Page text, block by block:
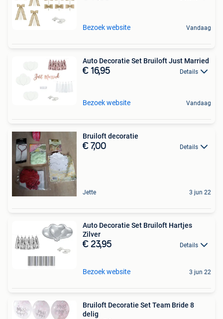
Bezoek website Vandaag
Auto Decoratie Set Bruiloft Just Married
€ 16,95 Details
Bezoek website Vandaag
Bruiloft decoratie
€ 7,00 Details
Jette 3 jun 22
Auto Decoratie Set Bruiloft Hartjes
Zilver
€ 23,95 Details
Bezoek website 3 jun 22
Bruiloft Decoratie Set Team Bride 8
delig